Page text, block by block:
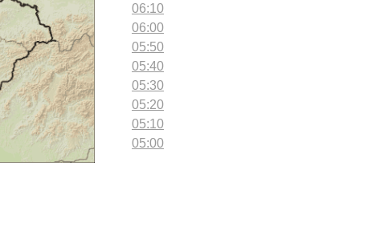
06:10
06:00
05:50
05:40
05:30
05:20
05:10
05:00